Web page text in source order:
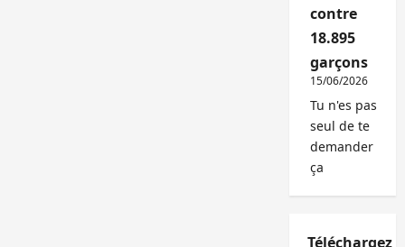
contre
18.895
garçons
15/06/2026
Tu n'es pas
seul de te
demander
ça
Téléchargez